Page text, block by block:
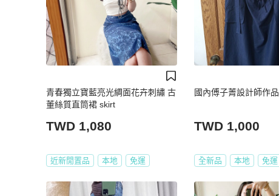
青春獨立寶藍亮光綢面花卉刺繡 古
董絲質直筒裙 skirt
TWD 1,080
近新閒置品 本地 免運
國內傅子菁設計師作品
TWD 1,000
全新品 本地 免運